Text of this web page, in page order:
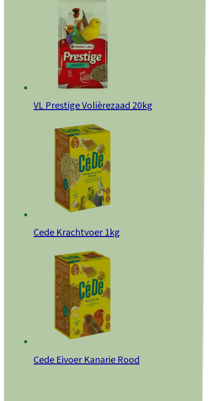
VL Prestige Volièrezaad 20kg
Cede Krachtvoer 1kg
Cede Eivoer Kanarie Rood